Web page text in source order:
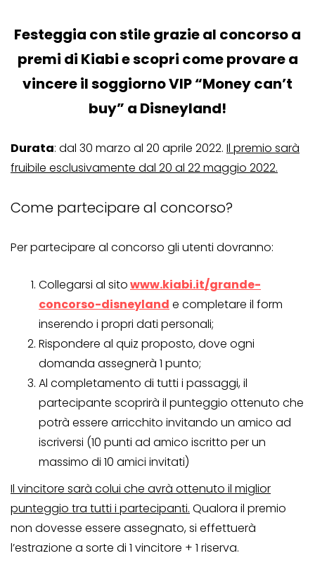
Festeggia con stile grazie al concorso a
premi di Kiabi e scopri come provare a
vincere il soggiorno VIP “Money can’t
buy” a Disneyland!
Durata: dal 30 marzo al 20 aprile 2022. Il premio sarà
fruibile esclusivamente dal 20 al 22 maggio 2022.
Come partecipare al concorso?
Per partecipare al concorso gli utenti dovranno:
Collegarsi al sitowww.kiabi.it/grande-
concorso-disneyland e completare il form
inserendo i propri dati personali;
Rispondere al quiz proposto, dove ogni
domanda assegnerà 1 punto;
Al completamento di tutti i passaggi, il
partecipante scoprirà il punteggio ottenuto che
potrà essere arricchito invitando un amico ad
iscriversi (10 punti ad amico iscritto per un
massimo di 10 amici invitati)
Il vincitore sarà colui che avrà ottenuto il miglior
punteggio tra tutti i partecipanti. Qualora il premio
non dovesse essere assegnato, si effettuerà
l’estrazione a sorte di 1 vincitore + 1 riserva.